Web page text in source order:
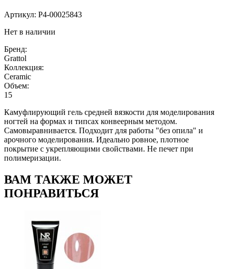
Артикул: P4-00025843
Нет в наличии
Бренд:
Grattol
Коллекция:
Ceramic
Объем:
15
Камуфлирующий гель средней вязкости для моделирования
ногтей на формах и типсах конвеерным методом.
Самовыравнивается. Подходит для работы "без опила" и
арочного моделирования. Идеально ровное, плотное
покрытие с укрепляющими свойствами. Не печет при
полимеризации.
ВАМ ТАКЖЕ МОЖЕТ
ПОНРАВИТЬСЯ